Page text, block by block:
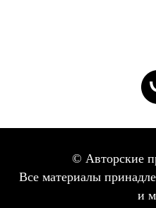
© Авторские
Все материалы
и